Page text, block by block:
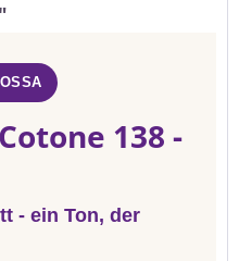
138 -
- ein Ton, der